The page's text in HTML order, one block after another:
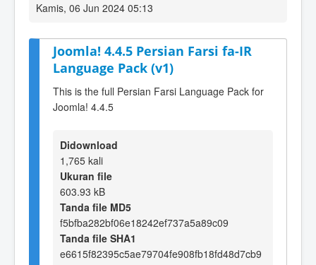
Kamis, 06 Jun 2024 05:13
Joomla! 4.4.5 Persian Farsi fa-IR
Language Pack (v1)
This is the full Persian Farsi Language Pack for
Joomla! 4.4.5
Didownload
1,765 kali
Ukuran file
603.93 kB
Tanda file MD5
f5bfba282bf06e18242ef737a5a89c09
Tanda file SHA1
e6615f82395c5ae79704fe908fb18fd48d7cb9